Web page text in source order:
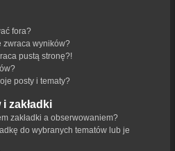
fora?
zwraca wyników?
pustą stronę?!
posty i tematy?
zakładki
zakładki a obserwowaniem?
do wybranych tematów lub je